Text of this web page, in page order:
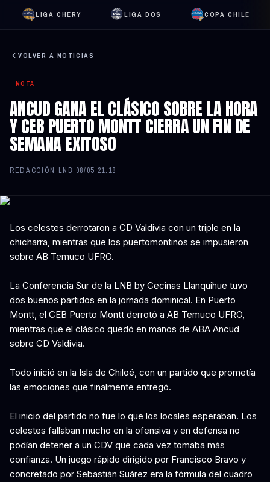
LIGA CHERY LIGA DOS COPA CHILE
VOLVER A NOTICIAS
NOTA
ANCUD GANA EL CLÁSICO SOBRE LA HORA
Y CEB PUERTO MONTT CIERRA UN FIN DE
SEMANA EXITOSO
REDACCIÓN LNB· 08/05 21:18
Los celestes derrotaron a CD Valdivia con un triple en la
chicharra, mientras que los puertomontinos se impusieron
sobre AB Temuco UFRO.
La Conferencia Sur de la LNB by Cecinas Llanquihue tuvo
dos buenos partidos en la jornada dominical. En Puerto
Montt, el CEB Puerto Montt derrotó a AB Temuco UFRO,
mientras que el clásico quedó en manos de ABA Ancud
sobre CD Valdivia.
Todo inició en la Isla de Chiloé, con un partido que prometía
las emociones que finalmente entregó.
El inicio del partido no fue lo que los locales esperaban. Los
celestes fallaban mucho en la ofensiva y en defensa no
podían detener a un CDV que cada vez tomaba más
confianza. Un juego rápido dirigido por Francisco Bravo y
concretado por Sebastián Suárez era la fórmula del cuadro